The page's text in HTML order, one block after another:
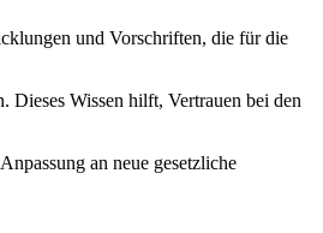
und Vorschriften, die für die
Dieses Wissen hilft, Vertrauen bei den
an neue gesetzliche